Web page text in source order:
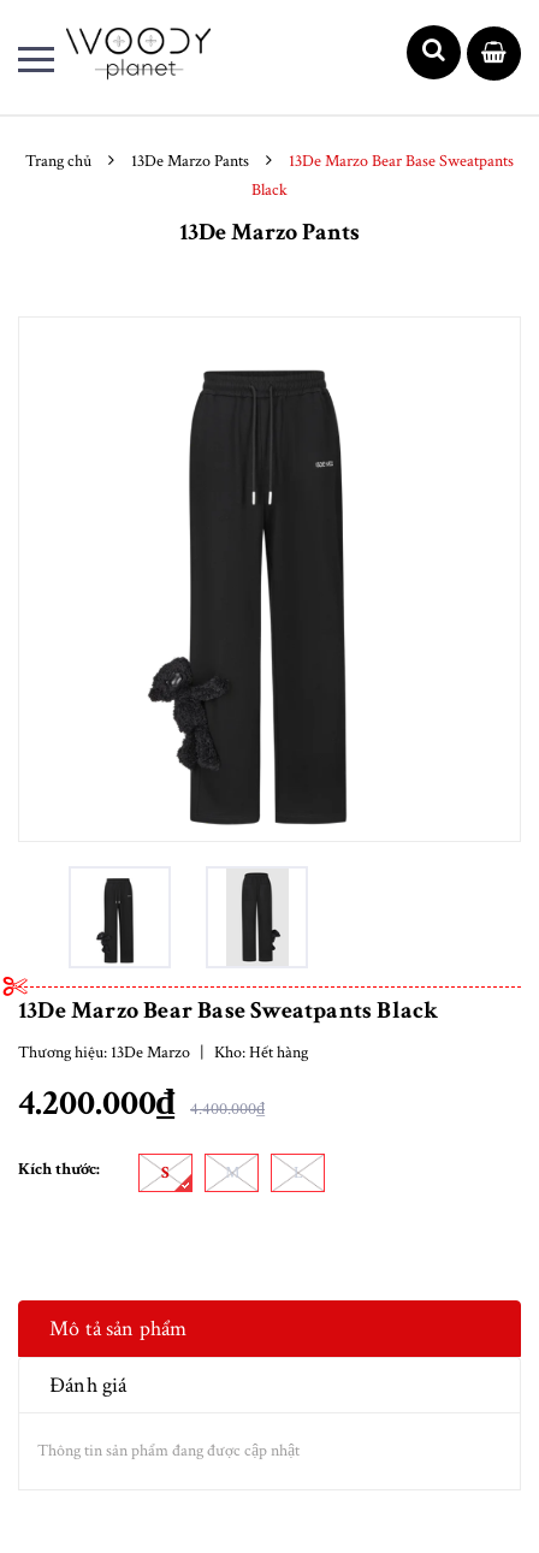
Trang chủ 13De Marzo Pants
13De Marzo Bear Base Sweatpants
Black
13De Marzo Pants
13De Marzo Bear Base Sweatpants Black
Thương hiệu: 13De Marzo | Kho:Hết hàng
4.200.000₫ 4.400.000₫
Kích thước: S M L
Mô tả sản phẩm
Đánh giá
Thông tin sản phẩm đang được cập nhật